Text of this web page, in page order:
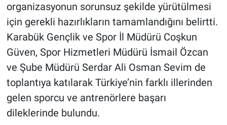
organizasyonun sorunsuz şekilde yürütülmesi
için gerekli hazırlıkların tamamlandığını belirtti.
Karabük Gençlik ve Spor İl Müdürü Coşkun
Güven, Spor Hizmetleri Müdürü İsmail Özcan
ve Şube Müdürü Serdar Ali Osman Sevim de
toplantıya katılarak Türkiye’nin farklı illerinden
gelen sporcu ve antrenörlere başarı
dileklerinde bulundu.